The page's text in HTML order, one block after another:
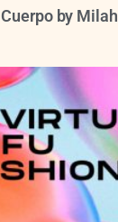
Cuerpo by Milah